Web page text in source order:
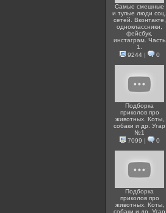
Самые смешные
и тупые люди соц.
сетей. Вконтакте,
одноклассники,
фейсбук,
инстаграм. Часть
1.
9244| 0
Подборка
приколов про
животных. Коты,
собаки и др. Угар
№1
7099 | 0
Подборка
приколов про
животных. Коты,
собаки и др. Угар